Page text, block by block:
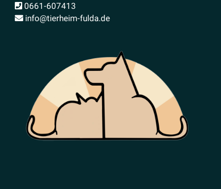
0661-607413
info@tierheim-fulda.de